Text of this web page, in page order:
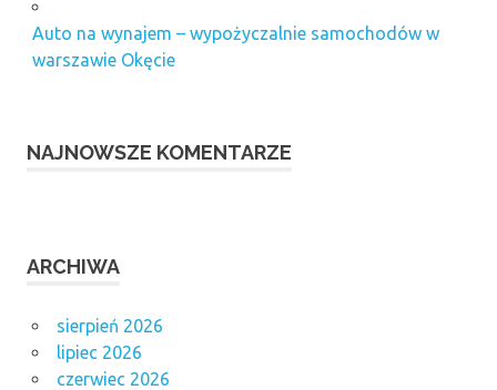
Auto na wynajem – wypożyczalnie samochodów w
warszawie Okęcie
NAJNOWSZE KOMENTARZE
ARCHIWA
sierpień 2026
lipiec 2026
czerwiec 2026